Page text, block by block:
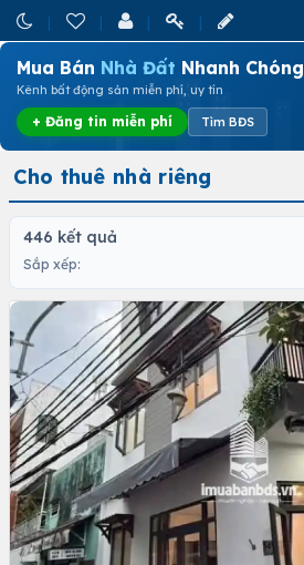
Mua Bán Nhà Đất Nhanh Chóng
Kênh bất động sản miễn phí, uy tín
+ Đăng tin miễn phí Tìm BĐS
Cho thuê nhà riêng
446 kết quả
Sắp xếp: